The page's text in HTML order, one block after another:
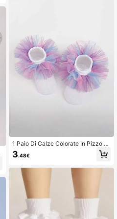
1 Paio Di Calze Colorate In Pizzo D
a Principessa Per Ragazze
3.48€